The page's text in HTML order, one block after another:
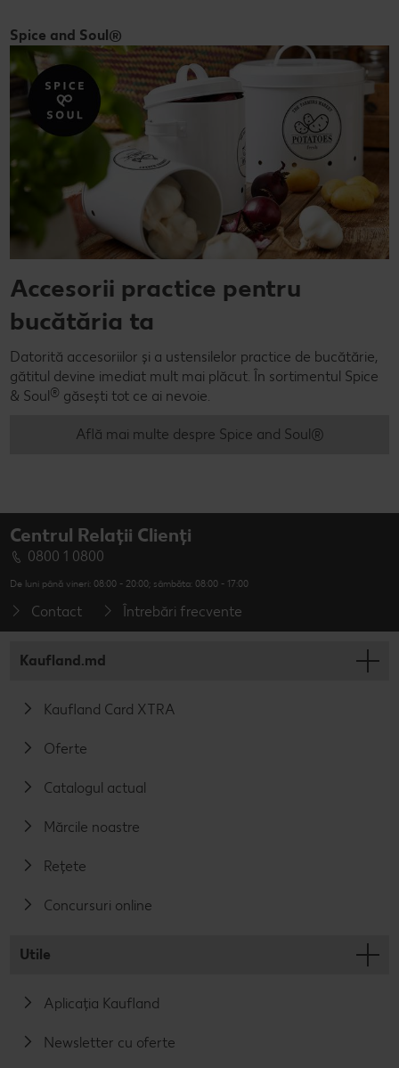
Spice and Soul®
Accesorii practice pentru
bucătăria ta
Datorită accesoriilor și a ustensilelor practice de bucătărie,
gătitul devine imediat mult mai plăcut. În sortimentul Spice
& Soul® găsești tot ce ai nevoie.
Află mai multe despre Spice and Soul®
Centrul Relații Clienți
0800 1 0800
De luni până vineri: 08:00 - 20:00; sâmbăta: 08:00 - 17:00
Contact Întrebări frecvente
Kaufland.md
Kaufland Card XTRA
Oferte
Catalogul actual
Mărcile noastre
Rețete
Concursuri online
Utile
Aplicația Kaufland
Newsletter cu oferte